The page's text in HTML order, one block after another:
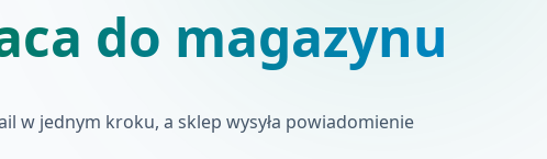
do magazynu
w jednym kroku, a sklep wysyła powiadomienie